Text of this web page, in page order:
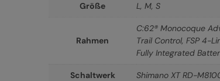
Größe L, M, S
Rahmen
C:62® Monocoque
Trail Control, FSP 4-
Fully Integrated
Schaltwerk Shimano XT RD-